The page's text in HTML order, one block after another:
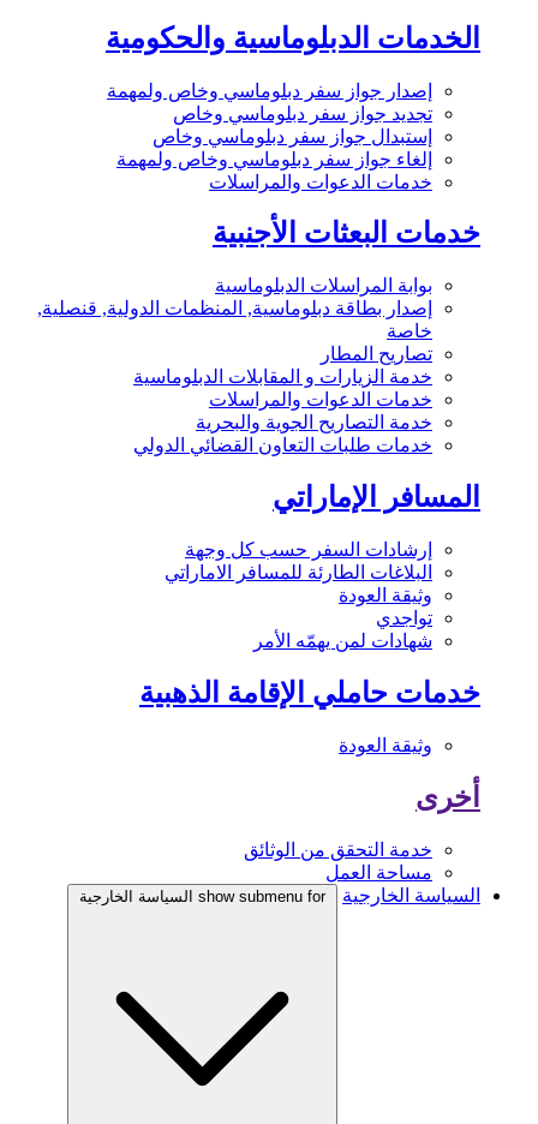
الخدمات الدبلوماسية والحكومية
إصدار جواز سفر دبلوماسي وخاص ولمهمة
تجديد جواز سفر دبلوماسي وخاص
إستبدال جواز سفر دبلوماسي وخاص
إلغاء جواز سفر دبلوماسي وخاص ولمهمة
خدمات الدعوات والمراسلات
خدمات البعثات الأجنبية
بوابة المراسلات الدبلوماسية
إصدار بطاقة دبلوماسية, المنظمات الدولية, قنصلية,
خاصة
تصاريح المطار
خدمة الزيارات و المقابلات الدبلوماسية
خدمات الدعوات والمراسلات
خدمة التصاريح الجوية والبحرية
خدمات طلبات التعاون القضائي الدولي
المسافر الإماراتي
إرشادات السفر حسب كل وجهة
البلاغات الطارئة للمسافر الاماراتي
وثيقة العودة
تواجدي
شهادات لمن يهمّه الأمر
خدمات حاملي الإقامة الذهبية
وثيقة العودة
أخرى
خدمة التحقق من الوثائق
مساحة العمل
السياسة الخارجية
show submenu for السياسة الخارجية